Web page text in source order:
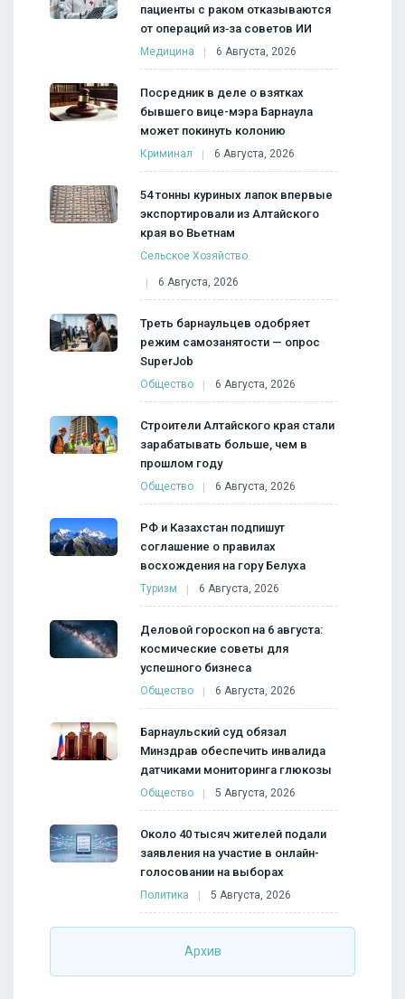
пациенты с раком отказываются
от операций из‑за советов ИИ
Медицина 6 Августа, 2026
Посредник в деле о взятках
бывшего вице-мэра Барнаула
может покинуть колонию
Криминал 6 Августа, 2026
54 тонны куриных лапок впервые
экспортировали из Алтайского
края во Вьетнам
Сельское Хозяйство
6 Августа, 2026
Треть барнаульцев одобряет
режим самозанятости — опрос
SuperJob
Общество 6 Августа, 2026
Строители Алтайского края стали
зарабатывать больше, чем в
прошлом году
Общество 6 Августа, 2026
РФ и Казахстан подпишут
соглашение о правилах
восхождения на гору Белуха
Туризм 6 Августа, 2026
Деловой гороскоп на 6 августа:
космические советы для
успешного бизнеса
Общество 6 Августа, 2026
Барнаульский суд обязал
Минздрав обеспечить инвалида
датчиками мониторинга глюкозы
Общество 5 Августа, 2026
Около 40 тысяч жителей подали
заявления на участие в онлайн-
голосовании на выборах
Политика 5 Августа, 2026
Архив